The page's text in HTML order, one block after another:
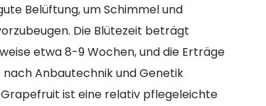
Belüftung, um Schimmel und
Die Blütezeit beträgt
etwa 8-9 Wochen, und die Erträge
nach Anbautechnik und Genetik
ist eine relativ pflegeleichte